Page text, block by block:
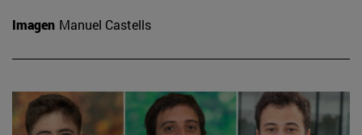
Imagen Manuel Castells